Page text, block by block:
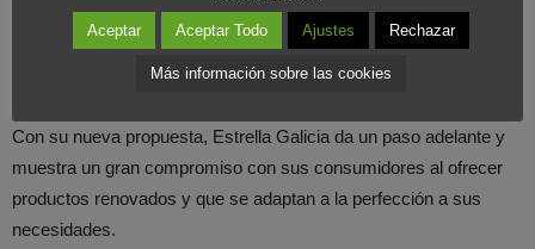
que, “con esta receta, queremos transportar a los consumidores
al verano gallego, para que lo vivan con la misma intensidad que
Con su nueva propuesta, Estrella Galicia da un paso adelante y
muestra un gran compromiso con sus consumidores al ofrecer
productos renovados y que se adaptan a la perfección a sus
necesidades.
Aceptar Aceptar Todo Ajustes Rechazar
Más información sobre las cookies